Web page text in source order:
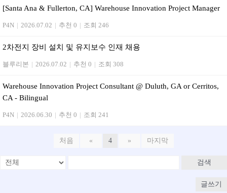
[Santa Ana & Fullerton, CA] Warehouse Innovation Project Manager
P4N | 2026.07.02 | 추천 0 | 조회 246
2차전지 장비 설치 및 유지보수 인재 채용
블루리본 | 2026.07.02 | 추천 0 | 조회 308
Warehouse Innovation Project Consultant @ Duluth, GA or Cerritos,
CA - Bilingual
P4N | 2026.06.30 | 추천 0 | 조회 241
처음 « 4 » 마지막
검색
글쓰기